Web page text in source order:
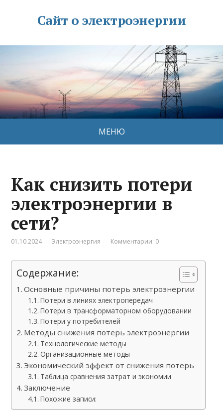
Сайт о электроэнергии
МЕНЮ
Как снизить потери
электроэнергии в
сети?
01.10.2024 Электроэнергия Комментарии: 0
Содержание:
Основные причины потерь электроэнергии
Потери в линиях электропередач
Потери в трансформаторном оборудовании
Потери у потребителей
Методы снижения потерь электроэнергии
Технологические методы
Организационные методы
Экономический эффект от снижения потерь
Таблица сравнения затрат и экономии
Заключение
Похожие записи: